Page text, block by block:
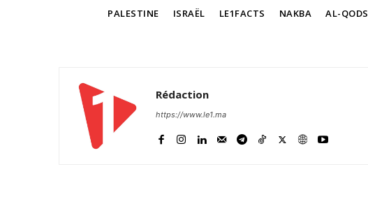
l'information
PALESTINE ISRAËL LE1FACTS NAKBA AL-QODS
Rédaction
https://www.le1.ma